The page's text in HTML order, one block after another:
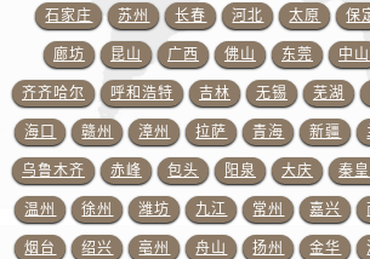
石家庄 苏州 长春 河北 太原 保
廊坊 昆山 广西 佛山 东莞 中山
齐齐哈尔 呼和浩特 吉林 无锡 芜湖
海口 赣州 漳州 拉萨 青海 新疆
乌鲁木齐 赤峰 包头 阳泉 大庆 秦
温州 徐州 潍坊 九江 常州 嘉兴
烟台 绍兴 亳州 舟山 扬州 金华